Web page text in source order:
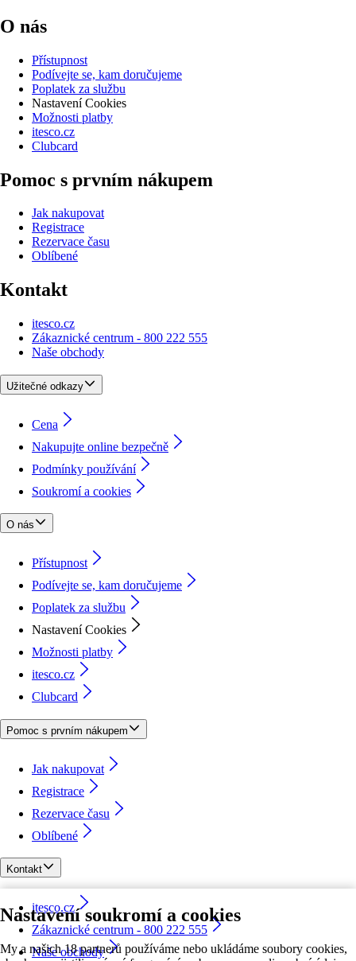
Nastavení soukromí a cookies
My a našich 18 partnerů používáme nebo ukládáme soubory cookies,
O nás
Přístupnost
Podívejte se, kam doručujeme
Poplatek za službu
Nastavení Cookies
Možnosti platby
itesco.cz
Clubcard
Pomoc s prvním nákupem
Jak nakupovat
Registrace
Rezervace času
Oblíbené
Kontakt
itesco.cz
Zákaznické centrum - 800 222 555
Naše obchody
Užitečné odkazy
Cena
Nakupujte online bezpečně
Podmínky používání
Soukromí a cookies
O nás
Přístupnost
Podívejte se, kam doručujeme
Poplatek za službu
Nastavení Cookies
Možnosti platby
itesco.cz
Clubcard
Pomoc s prvním nákupem
Jak nakupovat
Registrace
Rezervace času
Oblíbené
Kontakt
itesco.cz
Zákaznické centrum - 800 222 555
Naše obchody